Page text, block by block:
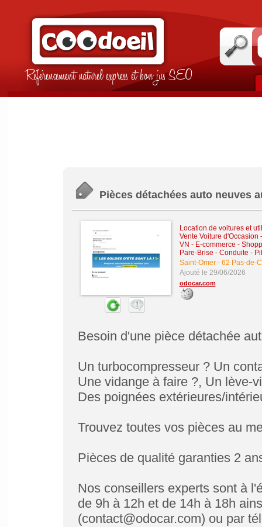
Référencement naturel express et bon jus SEO
Pièces détachées auto neuves
Location de voitures et
Vente Voiture d'Occasion
VN - E-commerce -
Pare-Brise - Conduite -
Saint-Omer- 62 Pas-de-
Ajouté le 29/06/2026
odocar.com
Besoin d'une pièce détachée
Un turbocompresseur ? Un
Une vidange à faire ?, Un lève-
Des poignées extérieures/
Trouvez toutes vos pièces au
Pièces de qualité garanties 2
Nos conseillers experts sont à
de 9h à 12h et de 14h à 18h
(contact@odocar.com) ou par